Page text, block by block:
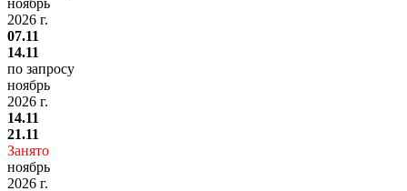
ноябрь
2026 г.
07.11
14.11
по запросу
ноябрь
2026 г.
14.11
21.11
Занято
ноябрь
2026 г.